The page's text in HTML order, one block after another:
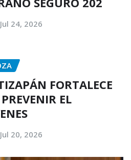
Jul 24, 2026
FORTALECE
EL
Jul 20, 2026